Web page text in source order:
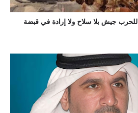
للحرب جيش بلا سلاح ولا إرادة في قبضة